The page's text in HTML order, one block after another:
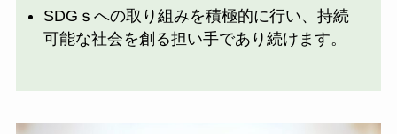
SDGｓへの取り組みを積極的に行い、持続
可能な社会を創る担い手であり続けます。